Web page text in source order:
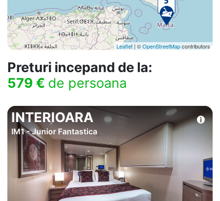
Leaflet | ©OpenStreetMapcontributors
Preturi incepand de la:
579 € de persoana
INTERIOARA
IM1 - Junior Fantastica